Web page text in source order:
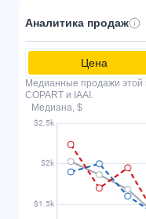
Аналитика продаж
Цена
Медианные продажи этой
COPART и IAAI.
Медиана, $